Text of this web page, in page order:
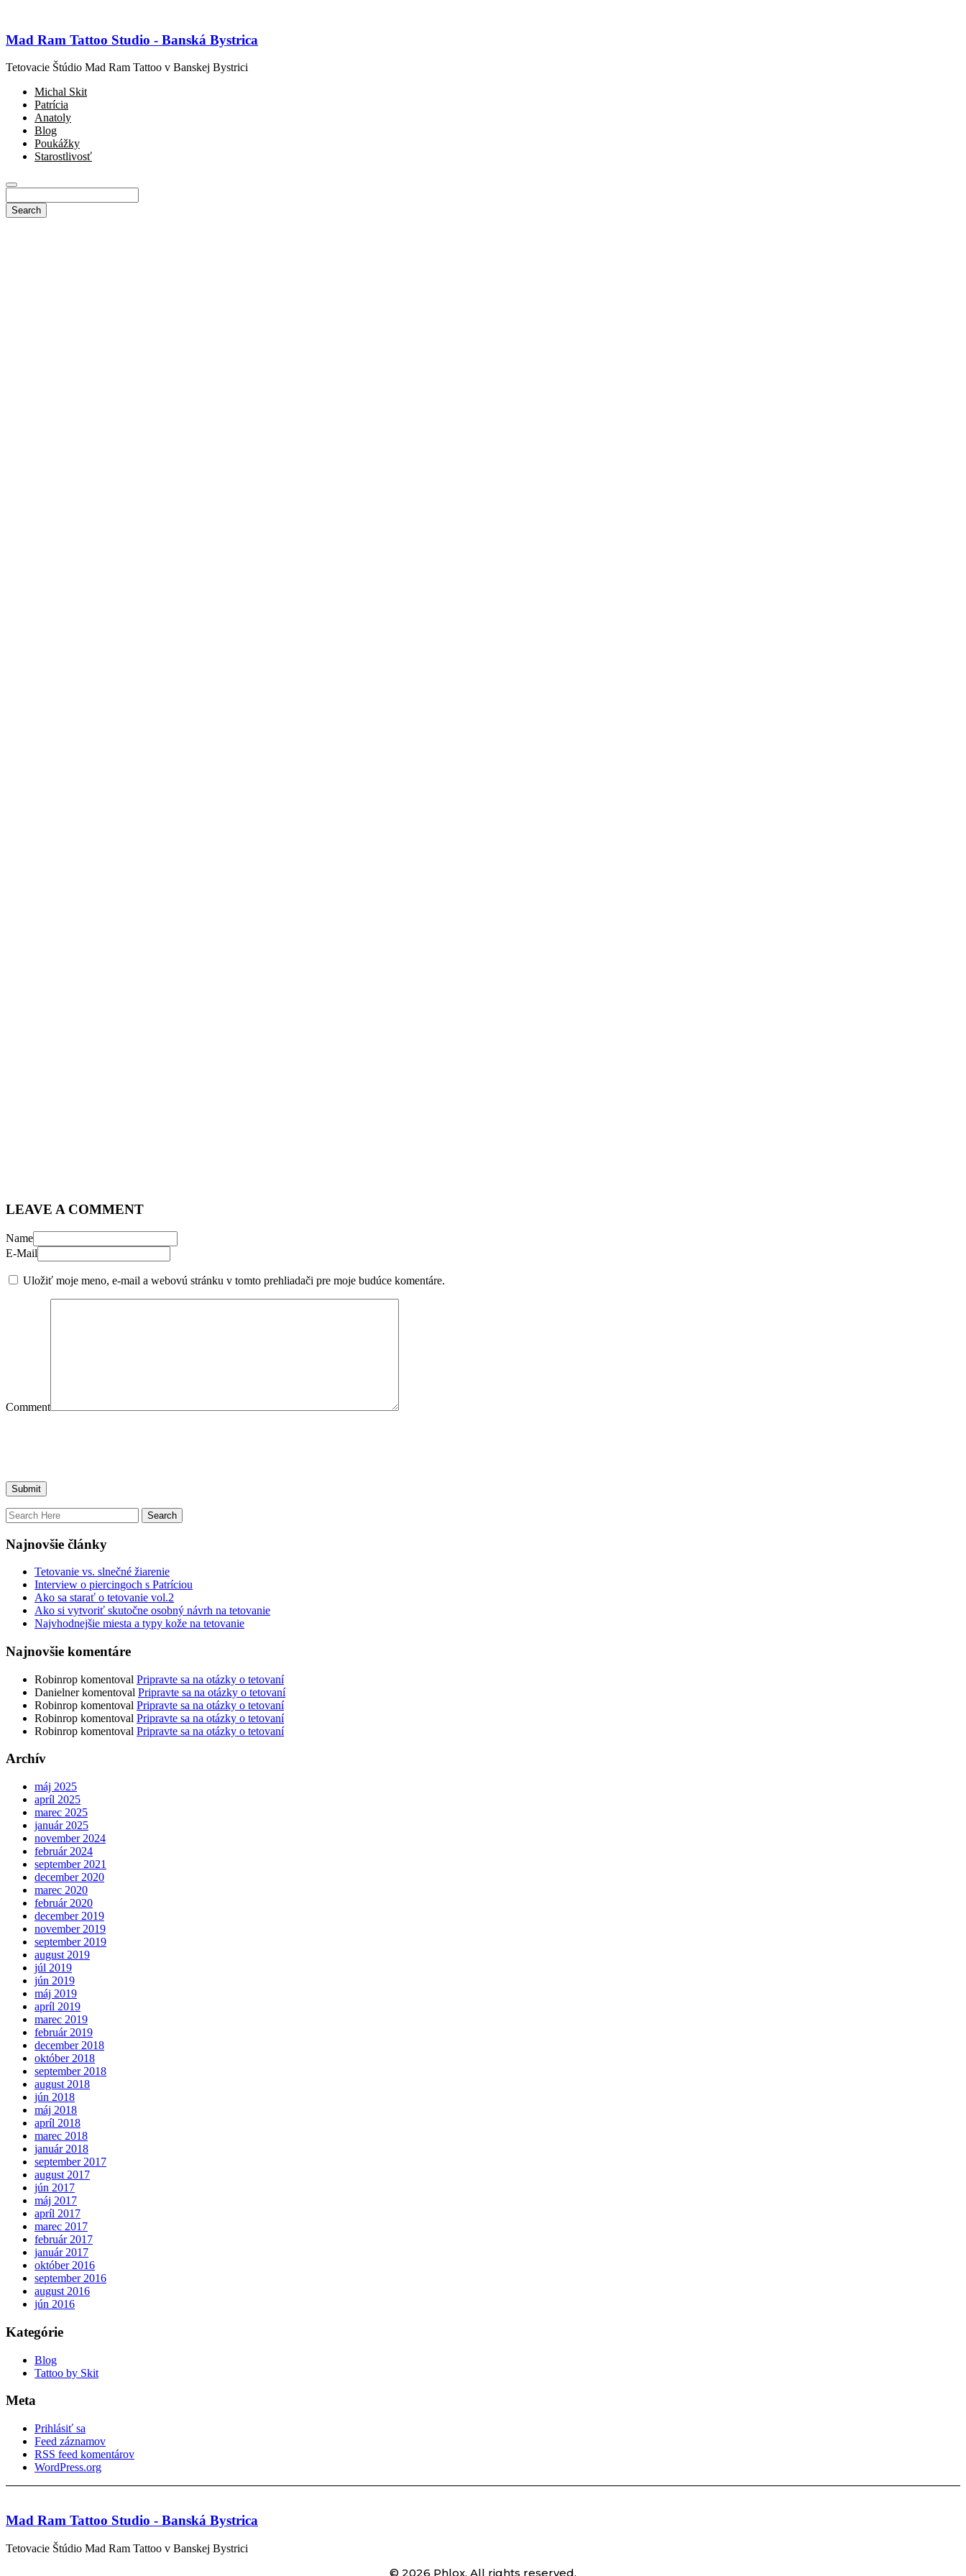
Mad Ram Tattoo Studio - Banská Bystrica
Tetovacie Štúdio Mad Ram Tattoo v Banskej Bystrici
Michal Skit
Patrícia
Anatoly
Blog
Poukážky
Starostlivosť
LEAVE A COMMENT
Name
E-Mail
Uložiť moje meno, e-mail a webovú stránku v tomto prehliadači pre moje budúce komentáre.
Comment
Najnovšie články
Tetovanie vs. slnečné žiarenie
Interview o piercingoch s Patríciou
Ako sa starať o tetovanie vol.2
Ako si vytvoriť skutočne osobný návrh na tetovanie
Najvhodnejšie miesta a typy kože na tetovanie
Najnovšie komentáre
Robinrop komentoval Pripravte sa na otázky o tetovaní
Danielnerkomentoval Pripravte sa na otázky o tetovaní
Robinrop komentoval Pripravte sa na otázky o tetovaní
Robinrop komentoval Pripravte sa na otázky o tetovaní
Robinrop komentoval Pripravte sa na otázky o tetovaní
Archív
máj 2025
apríl 2025
marec 2025
január 2025
november 2024
február 2024
september 2021
december 2020
marec 2020
február 2020
december 2019
november 2019
september 2019
august 2019
júl 2019
jún 2019
máj 2019
apríl 2019
marec 2019
február 2019
december 2018
október 2018
september 2018
august 2018
jún 2018
máj 2018
apríl 2018
marec 2018
január 2018
september 2017
august 2017
jún 2017
máj 2017
apríl 2017
marec 2017
február 2017
január 2017
október 2016
september 2016
august 2016
jún 2016
Kategórie
Blog
Tattoo by Skit
Meta
Prihlásiť sa
Feed záznamov
RSS feed komentárov
WordPress.org
Mad Ram Tattoo Studio - Banská Bystrica
Tetovacie Štúdio Mad Ram Tattoo v Banskej Bystrici
© 2026 Phlox. All rights reserved.